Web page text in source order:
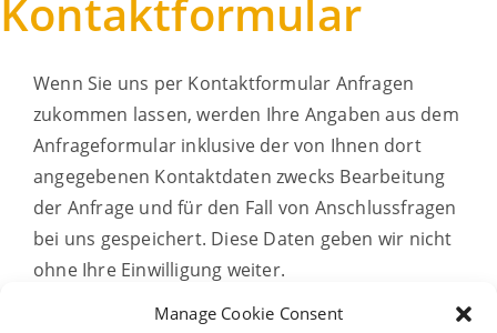
Manage Cookie Consent
Kontaktformular
Wenn Sie uns per Kontaktformular Anfragen
zukommen lassen, werden Ihre Angaben aus dem
Anfrageformular inklusive der von Ihnen dort
angegebenen Kontaktdaten zwecks Bearbeitung
der Anfrage und für den Fall von Anschlussfragen
bei uns gespeichert. Diese Daten geben wir nicht
ohne Ihre Einwilligung weiter.
Die Verarbeitung dieser Daten erfolgt auf